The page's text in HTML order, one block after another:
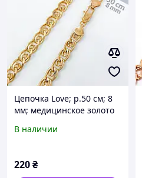
Цепочка Love; р.50 см; 8
мм; медицинское золото
В наличии
220₴